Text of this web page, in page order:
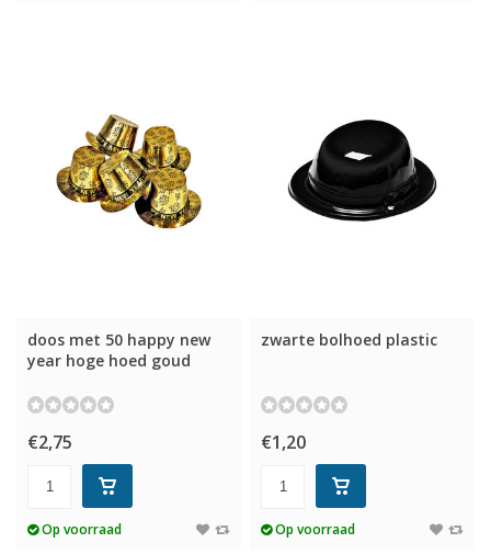
doos met 50 happy new
year hoge hoed goud
€2,75
Op voorraad
zwarte bolhoed plastic
€1,20
Op voorraad